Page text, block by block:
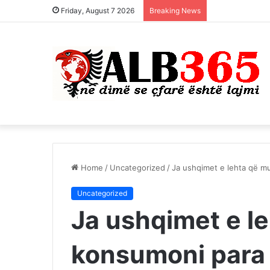
Friday, August 7 2026 Breaking News
Home / Uncategorized /Ja ushqimet e lehta që
Uncategorized
Ja ushqimet e
konsumoni